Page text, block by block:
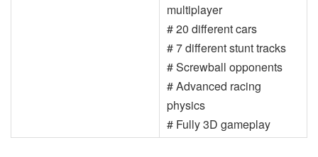
multiplayer
# 20 different cars
# 7 different stunt tracks
# Screwball opponents
# Advanced racing
physics
# Fully 3D gameplay